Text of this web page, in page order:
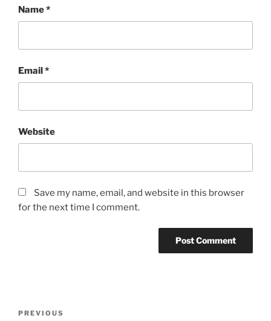
Name*
Email*
Website
Save my name, email, and website in this browser
for the next time I comment.
Previous
PREVIOUS